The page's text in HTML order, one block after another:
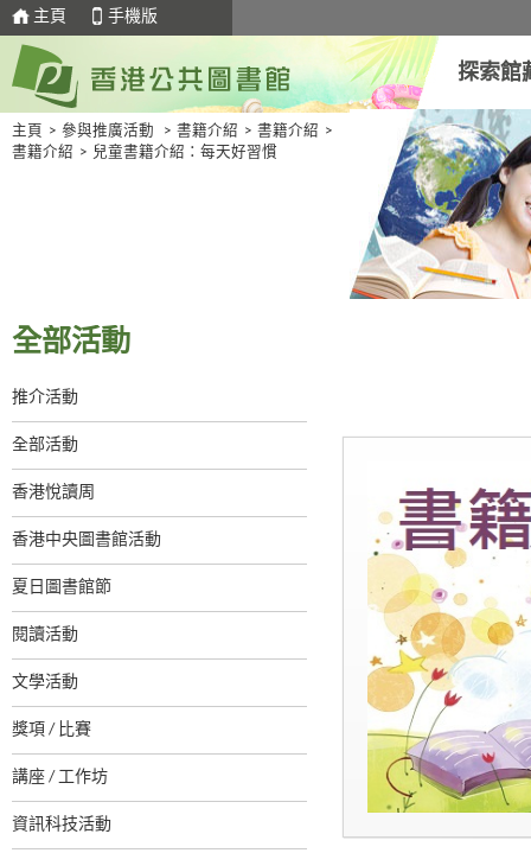
主頁 手機版
探索館
主頁 > 參與推廣活動 > 書籍介紹 > 書籍介紹 >
書籍介紹 > 兒童書籍介紹：每天好習慣
全部活動
推介活動
全部活動
香港悅讀周
香港中央圖書館活動
夏日圖書館節
閱讀活動
文學活動
獎項 / 比賽
講座 / 工作坊
資訊科技活動